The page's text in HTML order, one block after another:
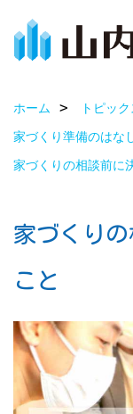
ホーム トピック
家づくり準備のはな
家づくりの相談前に
家づくり
こと